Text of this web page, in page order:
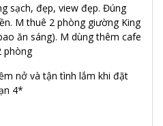
sạch, đẹp, view đẹp. Đúng
M thuê 2 phòng giường King
ăn sáng). M dùng thêm cafe
phòng
nở và tận tình lắm khi đặt
4*